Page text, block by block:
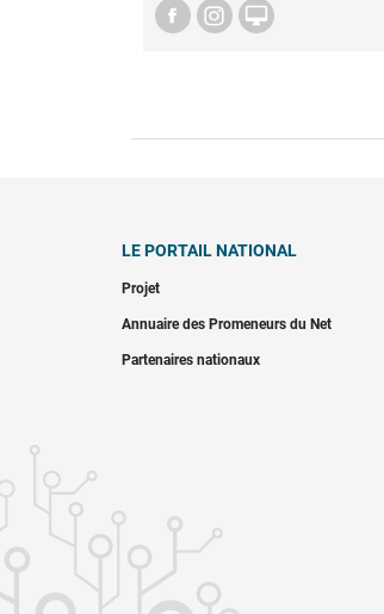

LE PORTAIL NATIONAL
Projet
Annuaire des Promeneurs du Net
Partenaires nationaux